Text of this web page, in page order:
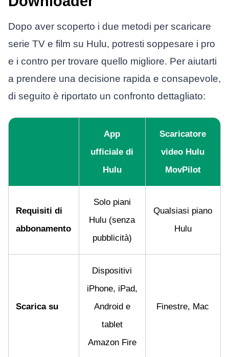
Dopo aver scoperto i due metodi per scaricare
serie TV e film su Hulu, potresti soppesare i pro
e i contro per trovare quello migliore. Per aiutarti
a prendere una decisione rapida e consapevole,
di seguito è riportato un confronto dettagliato:
App
ufficiale di
Hulu
Scaricatore
video Hulu
MovPilot
Requisiti di
abbonamento
Solo piani
Hulu (senza
pubblicità)
Qualsiasi piano
Hulu
Scarica su
Dispositivi
iPhone, iPad,
Android e
tablet
Amazon Fire
Finestre, Mac